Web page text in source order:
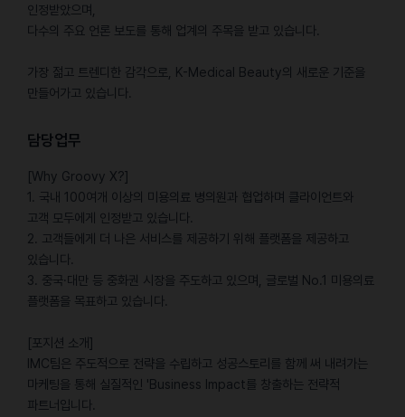
인정받았으며,
다수의 주요 언론 보도를 통해 업계의 주목을 받고 있습니다.
가장 젊고 트렌디한 감각으로, K-Medical Beauty의 새로운 기준을
만들어가고 있습니다.
담당업무
[Why Groovy X?]
1. 국내 100여개 이상의 미용의료 병의원과 협업하며 클라이언트와
고객 모두에게 인정받고 있습니다.
2. 고객들에게 더 나은 서비스를 제공하기 위해 플랫폼을 제공하고
있습니다.
3. 중국·대만 등 중화권 시장을 주도하고 있으며, 글로벌 No.1 미용의료
플랫폼을 목표하고 있습니다.
[포지션 소개]
IMC팀은 주도적으로 전략을 수립하고 성공스토리를 함께 써 내려가는
마케팅을 통해 실질적인 'Business Impact를 창출하는 전략적
파트너입니다.